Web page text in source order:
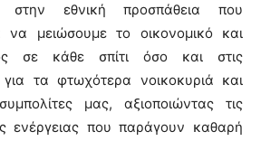
στην εθνική προσπάθεια που
να μειώσουμε το οικονομικό και
σε κάθε σπίτι όσο και στις
για τα φτωχότερα νοικοκυριά και
μας, αξιοποιώντας τις
ενέργειας που παράγουν καθαρή